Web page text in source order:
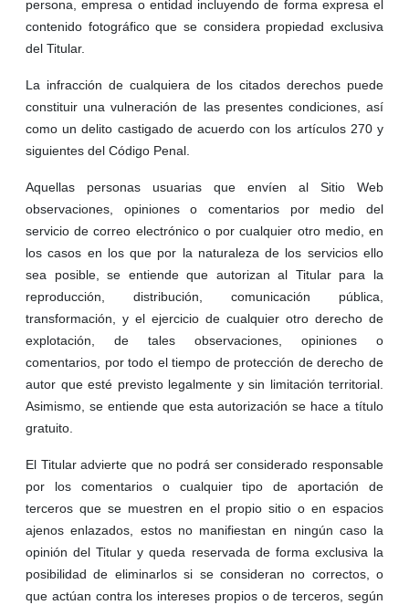
persona, empresa o entidad incluyendo de forma expresa el
contenido fotográfico que se considera propiedad exclusiva
del Titular.
La infracción de cualquiera de los citados derechos puede
constituir una vulneración de las presentes condiciones, así
como un delito castigado de acuerdo con los artículos 270 y
siguientes del Código Penal.
Aquellas personas usuarias que envíen al Sitio Web
observaciones, opiniones o comentarios por medio del
servicio de correo electrónico o por cualquier otro medio, en
los casos en los que por la naturaleza de los servicios ello
sea posible, se entiende que autorizan al Titular para la
reproducción, distribución, comunicación pública,
transformación, y el ejercicio de cualquier otro derecho de
explotación, de tales observaciones, opiniones o
comentarios, por todo el tiempo de protección de derecho de
autor que esté previsto legalmente y sin limitación territorial.
Asimismo, se entiende que esta autorización se hace a título
gratuito.
El Titular advierte que no podrá ser considerado responsable
por los comentarios o cualquier tipo de aportación de
terceros que se muestren en el propio sitio o en espacios
ajenos enlazados, estos no manifiestan en ningún caso la
opinión del Titular y queda reservada de forma exclusiva la
posibilidad de eliminarlos si se consideran no correctos, o
que actúan contra los intereses propios o de terceros, según